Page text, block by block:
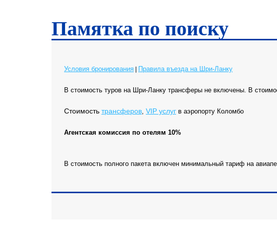
Памятка по поиску
Условия бронирования Правила въезда на Шри-Ланку
В стоимость туров на Шри-Ланку трансферы не включены. В
Cтоимость трансферов, VIP услуг в аэропорту Коломбо
Агентская комиссия по отелям 10%
В стоимость полного пакета включен минимальный тариф на